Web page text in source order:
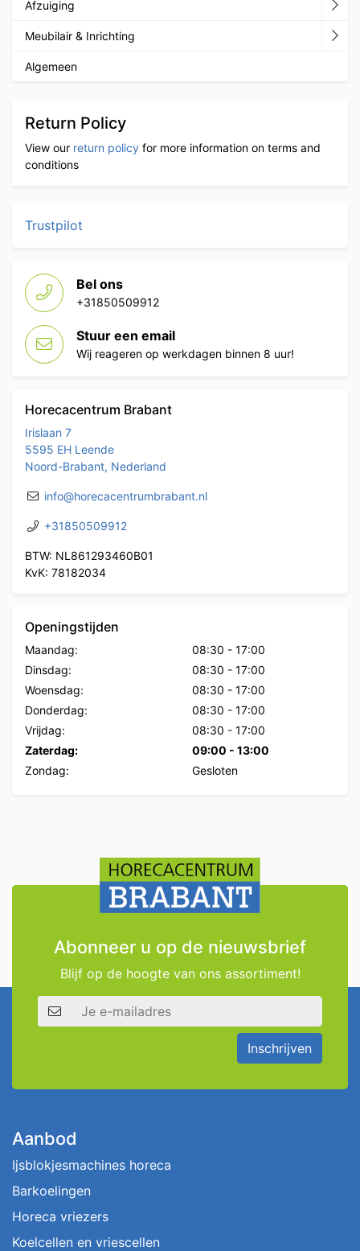
Afzuiging
Meubilair & Inrichting
Algemeen
Return Policy
View our return policy for more information on terms and
conditions
Trustpilot
Bel ons
+31850509912
Stuur een email
Wij reageren op werkdagen binnen 8 uur!
Horecacentrum Brabant
Irislaan 7
5595 EH Leende
Noord-Brabant, Nederland
info@horecacentrumbrabant.nl
+31850509912
BTW: NL861293460B01
KvK: 78182034
Openingstijden
Maandag: 08:30 - 17:00
Dinsdag:
08:30 - 17:00
Woensdag:
08:30 - 17:00
Donderdag:
08:30 - 17:00
Vrijdag:
08:30 - 17:00
Zaterdag:
09:00 - 13:00
Zondag:
Gesloten
Abonneer u op de nieuwsbrief
Blijf op de hoogte van ons assortiment!
E-mailadres
Inschrijven
Aanbod
Ijsblokjesmachines horeca
Barkoelingen
Horeca vriezers
Koelcellen en vriescellen